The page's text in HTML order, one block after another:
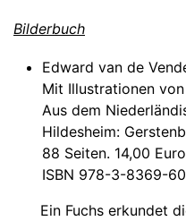
Bilderbuch
Edward van de
Mit Illustrationen
Aus dem
Hildesheim:
88 Seiten. 14,00
ISBN 978-3-8369-
Ein Fuchs erkundet